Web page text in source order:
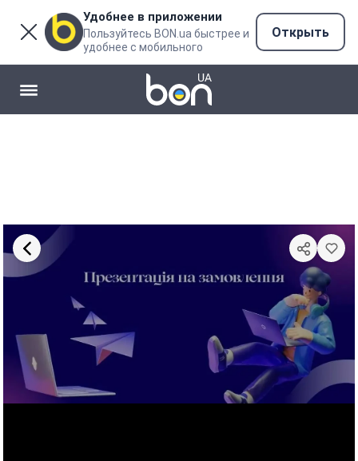
Удобнее в приложении
Пользуйтесь BON.ua быстрее и
удобнее с мобильного
Открыть